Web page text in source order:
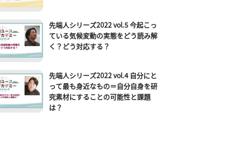
先端人シリーズ2022 vol.5 今起こっ
ている気候変動の実態をどう読み解
く？どう対応する？
先端人シリーズ2022 vol.4 自分にと
って最も身近なもの＝自分自身を研
究素材にすることの可能性と課題
は？